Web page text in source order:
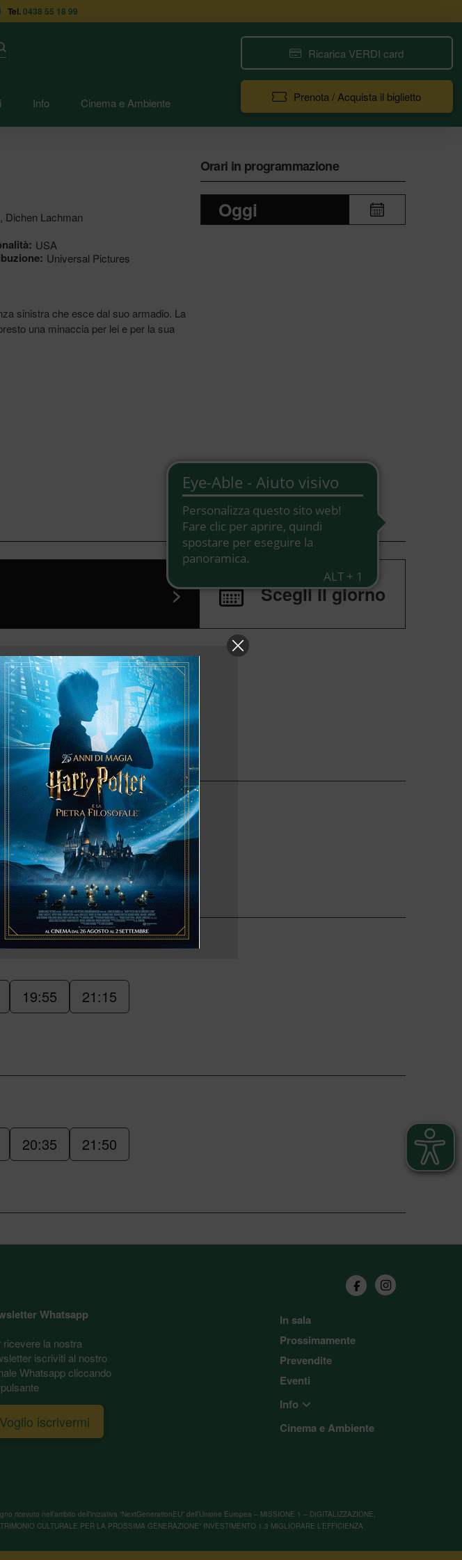
Tel. 0438 55 18 99
Submit
Info Cinema e Ambiente
Ricarica VERDI card
Prenota / Acquista il biglietto
Dichen Lachman
USA
Universal Pictures
sinistra che esce dal suo armadio. La
una minaccia per lei e per la sua
Orari in programmazione
Oggi
> Scegli il giorno
19:55 21:15
20:35 21:50
Whatsapp
ricevere la nostra
iscriviti al nostro
Whatsapp cliccando
Voglio iscrivermi
In sala
Prossimamente
Prevendite
Eventi
Info
Cinema e Ambiente
nell’ambito dell’iniziativa “NextGenerationEU” dell’Unione Europea – MISSIONE 1 – DIGITALIZZAZIONE,
CULTURALE PER LA PROSSIMA GENERAZIONE” INVESTIMENTO 1.3 MIGLIORARE L’EFFICIENZA